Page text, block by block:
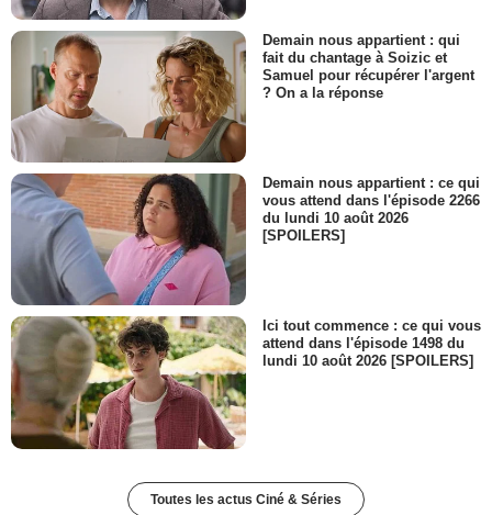
Demain nous appartient : qui
fait du chantage à Soizic et
Samuel pour récupérer l'argent
? On a la réponse
Demain nous appartient : ce qui
vous attend dans l'épisode 2266
du lundi 10 août 2026
[SPOILERS]
Ici tout commence : ce qui vous
attend dans l'épisode 1498 du
lundi 10 août 2026 [SPOILERS]
Toutes les actus Ciné & Séries